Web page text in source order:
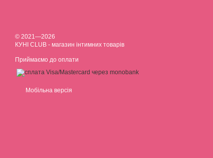
© 2021—2026
КУНІ CLUB - магазин інтимних товарів
Приймаємо до оплати
Мобільна версія